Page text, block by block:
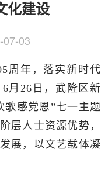
化建设
07-03
周年，落实新时代
月26日，武隆区新
歌感党恩”七一主题
层人士资源优势，
展，以文艺载体凝